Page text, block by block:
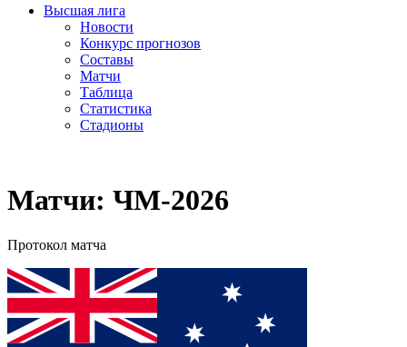
Высшая лига
Новости
Конкурс прогнозов
Составы
Матчи
Таблица
Статистика
Стадионы
Матчи: ЧМ-2026
Протокол матча